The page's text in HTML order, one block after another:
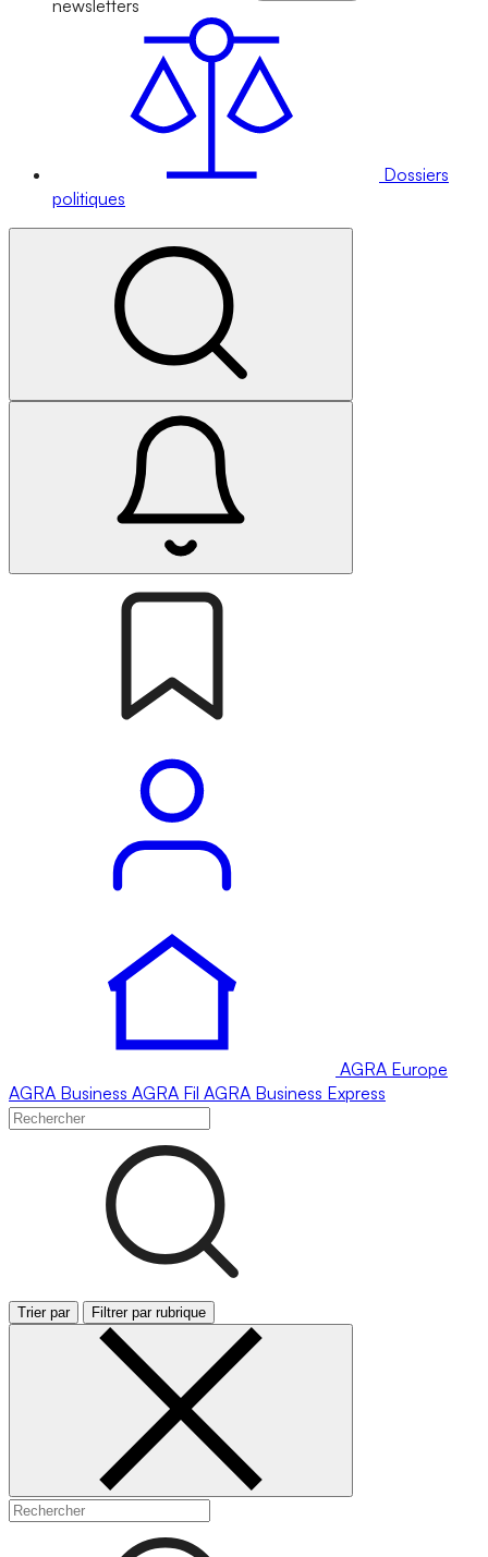
newsletters
Dossiers
politiques
AGRA Europe
AGRA Business AGRA Fil AGRA Business Express
Trier par Filtrer par rubrique